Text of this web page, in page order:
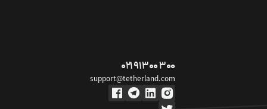
۰۲۱ ۹۱ ۳۰۰ ۳۰۰
support@tetherland.com